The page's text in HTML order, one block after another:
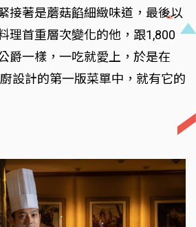
接著是蘑菇餡細緻味道，最後以
理首重層次變化的他，跟1,800
爵一樣，一吃就愛上，於是在
設計的第一版菜單中，就有它的